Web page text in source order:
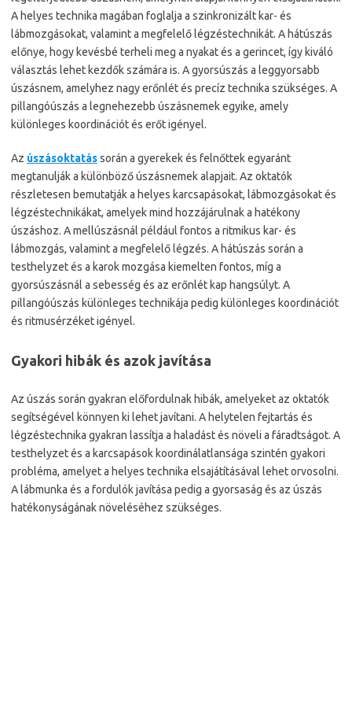
A helyes technika magában foglalja a szinkronizált kar- és
lábmozgásokat, valamint a megfelelő légzéstechnikát. A hátúszás
előnye, hogy kevésbé terheli meg a nyakat és a gerincet, így kiváló
választás lehet kezdők számára is. A gyorsúszás a leggyorsabb
úszásnem, amelyhez nagy erőnlét és precíz technika szükséges. A
pillangóúszás a legnehezebb úszásnemek egyike, amely
különleges koordinációt és erőt igényel.
Az úszásoktatássorán a gyerekek és felnőttek egyaránt
megtanulják a különböző úszásnemek alapjait. Az oktatók
részletesen bemutatják a helyes karcsapásokat, lábmozgásokat és
légzéstechnikákat, amelyek mind hozzájárulnak a hatékony
úszáshoz. A mellúszásnál például fontos a ritmikus kar- és
lábmozgás, valamint a megfelelő légzés. A hátúszás során a
testhelyzet és a karok mozgása kiemelten fontos, míg a
gyorsúszásnál a sebesség és az erőnlét kap hangsúlyt. A
pillangóúszás különleges technikája pedig különleges koordinációt
és ritmusérzéket igényel.
Gyakori hibák és azok javítása
Az úszás során gyakran előfordulnak hibák, amelyeket az oktatók
segítségével könnyen ki lehet javítani. A helytelen fejtartás és
légzéstechnika gyakran lassítja a haladást és növeli a fáradtságot. A
testhelyzet és a karcsapások koordinálatlansága szintén gyakori
probléma, amelyet a helyes technika elsajátításával lehet orvosolni.
A lábmunka és a fordulók javítása pedig a gyorsaság és az úszás
hatékonyságának növeléséhez szükséges.